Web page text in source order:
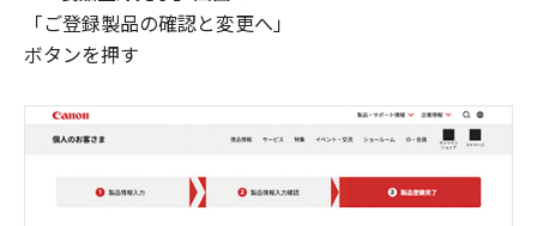
「ご登録製品の確認と変更へ」
ボタンを押す